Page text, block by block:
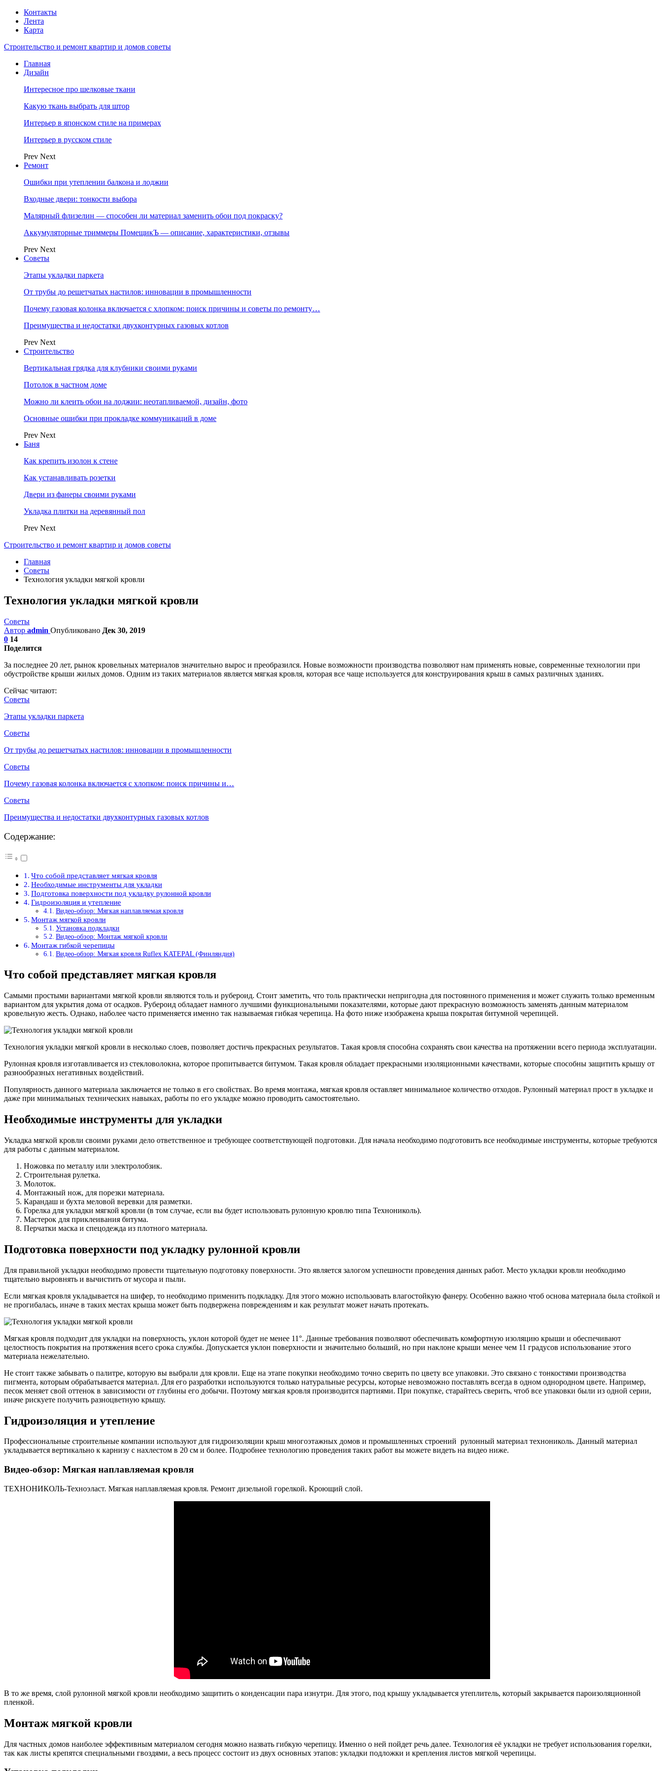
Контакты
Лента
Карта
Строительство и ремонт квартир и домов советы
Главная
Дизайн
Интересное про шелковые ткани
Какую ткань выбрать для штор
Интерьер в японском стиле на примерах
Интерьер в русском стиле
Prev Next
Ремонт
Ошибки при утеплении балкона и лоджии
Входные двери: тонкости выбора
Малярный флизелин — способен ли материал заменить обои под покраску?
Аккумуляторные триммеры ПомещикЪ — описание, характеристики, отзывы
Prev Next
Советы
Этапы укладки паркета
От трубы до решетчатых настилов: инновации в промышленности
Почему газовая колонка включается с хлопком: поиск причины и советы по ремонту…
Преимущества и недостатки двухконтурных газовых котлов
Prev Next
Строительство
Вертикальная грядка для клубники своими руками
Потолок в частном доме
Можно ли клеить обои на лоджии: неотапливаемой, дизайн, фото
Основные ошибки при прокладке коммуникаций в доме
Prev Next
Баня
Как крепить изолон к стене
Как устанавливать розетки
Двери из фанеры своими руками
Укладка плитки на деревянный пол
Prev Next
Строительство и ремонт квартир и домов советы
Главная
Советы
Технология укладки мягкой кровли
Технология укладки мягкой кровли
Советы
Автор admin Опубликовано Дек 30, 2019
0 14
Поделится
За последнее 20 лет, рынок кровельных материалов значительно вырос и преобразился. Новые возможности производства позволяют нам применять новые, современные технологии при
обустройстве крыши жилых домов. Одним из таких материалов является мягкая кровля, которая все чаще используется для конструирования крыш в самых различных зданиях.
Сейчас читают:
Советы
Этапы укладки паркета
Советы
От трубы до решетчатых настилов: инновации в промышленности
Советы
Почему газовая колонка включается с хлопком: поиск причины и…
Советы
Преимущества и недостатки двухконтурных газовых котлов
Содержание:
Что собой представляет мягкая кровля
Необходимые инструменты для укладки
Подготовка поверхности под укладку рулонной кровли
Гидроизоляция и утепление
Видео-обзор: Мягкая наплавляемая кровля
Монтаж мягкой кровли
Установка подкладки
Видео-обзор: Монтаж мягкой кровли
Монтаж гибкой черепицы
Видео-обзор: Мягкая кровля Ruflex KATEPAL (Финляндия)
Что собой представляет мягкая кровля
Самыми простыми вариантами мягкой кровли являются толь и рубероид. Стоит заметить, что толь практически непригодна для постоянного применения и может служить только временным
вариантом для укрытия дома от осадков. Рубероид обладает намного лучшими функциональными показателями, которые дают прекрасную возможность заменять данным материалом
кровельную жесть. Однако, наболее часто применяется именно так называемая гибкая черепица. На фото ниже изображена крыша покрытая битумной черепицей.
Технология укладки мягкой кровли в несколько слоев, позволяет достичь прекрасных результатов. Такая кровля способна сохранять свои качества на протяжении всего периода эксплуатации.
Рулонная кровля изготавливается из стекловолокна, которое пропитывается битумом. Такая кровля обладает прекрасными изоляционными качествами, которые способны защитить крышу от
разнообразных негативных воздействий.
Популярность данного материала заключается не только в его свойствах. Во время монтажа, мягкая кровля оставляет минимальное количество отходов. Рулонный материал прост в укладке и
даже при минимальных технических навыках, работы по его укладке можно проводить самостоятельно.
Необходимые инструменты для укладки
Укладка мягкой кровли своими руками дело ответственное и требующее соответствующей подготовки. Для начала необходимо подготовить все необходимые инструменты, которые требуются
для работы с данным материалом.
Ножовка по металлу или электролобзик.
Строительная рулетка.
Молоток.
Монтажный нож, для порезки материала.
Карандаш и бухта меловой веревки для разметки.
Горелка для укладки мягкой кровли (в том случае, если вы будет использовать рулонную кровлю типа Технониколь).
Мастерок для приклеивания битума.
Перчатки маска и спецодежда из плотного материала.
Подготовка поверхности под укладку рулонной кровли
Для правильной укладки необходимо провести тщательную подготовку поверхности. Это является залогом успешности проведения данных работ. Место укладки кровли необходимо
тщательно выровнять и вычистить от мусора и пыли.
Если мягкая кровля укладывается на шифер, то необходимо применить подкладку. Для этого можно использовать влагостойкую фанеру. Особенно важно чтоб основа материала была стойкой и
не прогибалась, иначе в таких местах крыша может быть подвержена повреждениям и как результат может начать протекать.
Мягкая кровля подходит для укладки на поверхность, уклон которой будет не менее 11°. Данные требования позволяют обеспечивать комфортную изоляцию крыши и обеспечивают
целостность покрытия на протяжения всего срока службы. Допускается уклон поверхности и значительно больший, но при наклоне крыши менее чем 11 градусов использование этого
материала нежелательно.
Не стоит также забывать о палитре, которую вы выбрали для кровли. Еще на этапе покупки необходимо точно сверить по цвету все упаковки. Это связано с тонкостями производства
пигмента, которым обрабатывается материал. Для его разработки используются только натуральные ресурсы, которые невозможно поставлять всегда в одном однородном цвете. Например,
песок меняет свой оттенок в зависимости от глубины его добычи. Поэтому мягкая кровля производится партиями. При покупке, старайтесь сверить, чтоб все упаковки были из одной серии,
иначе рискуете получить разноцветную крышу.
Гидроизоляция и утепление
Профессиональные строительные компании используют для гидроизоляции крыш многоэтажных домов и промышленных строений рулонный материал технониколь. Данный материал
укладывается вертикально к карнизу с нахлестом в 20 см и более. Подробнее технологию проведения таких работ вы можете видеть на видео ниже.
Видео-обзор: Мягкая наплавляемая кровля
ТЕХНОНИКОЛЬ-Техноэласт. Мягкая наплавляемая кровля. Ремонт дизельной горелкой. Кроющий слой.
В то же время, слой рулонной мягкой кровли необходимо защитить о конденсации пара изнутри. Для этого, под крышу укладывается утеплитель, который закрывается пароизоляционной
пленкой.
Монтаж мягкой кровли
Для частных домов наиболее эффективным материалом сегодня можно назвать гибкую черепицу. Именно о ней пойдет речь далее. Технология её укладки не требует использования горелки,
так как листы крепятся специальными гвоздями, а весь процесс состоит из двух основных этапов: укладки подложки и крепления листов мягкой черепицы.